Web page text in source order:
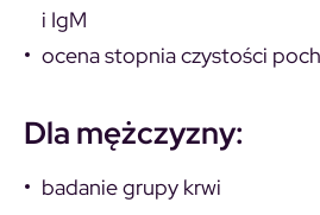
i IgM
ocena stopnia czystości
Dla mężczyzny:
badanie grupy krwi